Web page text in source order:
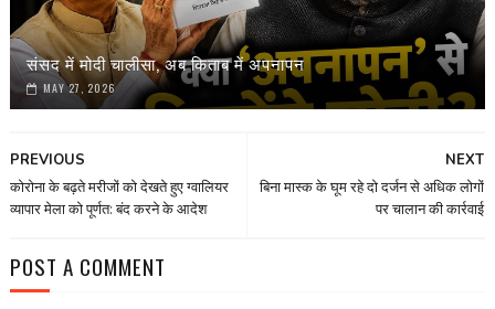
संसद में मोदी चालीसा, अब किताब में अपनापन
MAY 27, 2026
NEXT
बिना मास्क के घूम रहे दो दर्जन से अधिक लोगों
पर चालान की कार्रवाई
PREVIOUS
कोरोना के बढ़ते मरीजों को देखते हुए ग्वालियर
व्यापार मेला को पूर्णत: बंद करने के आदेश
POST A COMMENT